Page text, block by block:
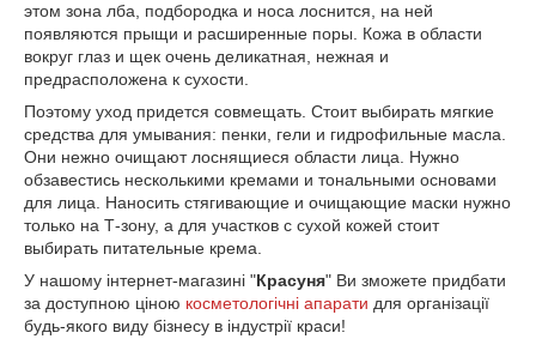
этом зона лба, подбородка и носа лоснится, на ней
появляются прыщи и расширенные поры. Кожа в области
вокруг глаз и щек очень деликатная, нежная и
предрасположена к сухости.
Поэтому уход придется совмещать. Стоит выбирать мягкие
средства для умывания: пенки, гели и гидрофильные масла.
Они нежно очищают лоснящиеся области лица. Нужно
обзавестись несколькими кремами и тональными основами
для лица. Наносить стягивающие и очищающие маски нужно
только на Т-зону, а для участков с сухой кожей стоит
выбирать питательные крема.
У нашому інтернет-магазині "Красуня" Ви зможете придбати
за доступною ціною косметологічні апарати для організації
будь-якого виду бізнесу в індустрії краси!